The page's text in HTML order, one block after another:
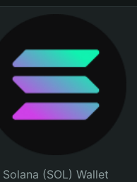
Solana (SOL) Wallet